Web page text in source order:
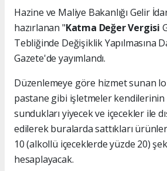
Hazine ve Maliye Bakanlığı Gelir
hazırlanan "Katma Değer Vergisi
Tebliğinde Değişiklik Yapılmasına
Gazete'de yayımlandı.
Düzenlemeye göre hizmet sunan
pastane gibi işletmeler kendilerinin
sundukları yiyecek ve içecekler ile
edilerek buralarda sattıkları
10 (alkollü içeceklerde yüzde 20)
hesaplayacak.